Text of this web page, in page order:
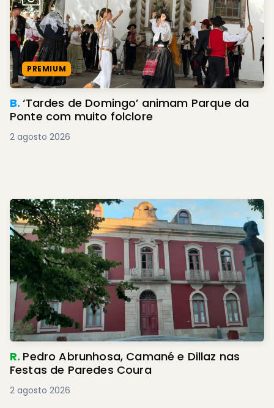
PREMIUM
B.‘Tardes de Domingo’ animam Parque da
Ponte com muito folclore
2 agosto 2026
R. Pedro Abrunhosa, Camané e Dillaz nas
Festas de Paredes Coura
2 agosto 2026